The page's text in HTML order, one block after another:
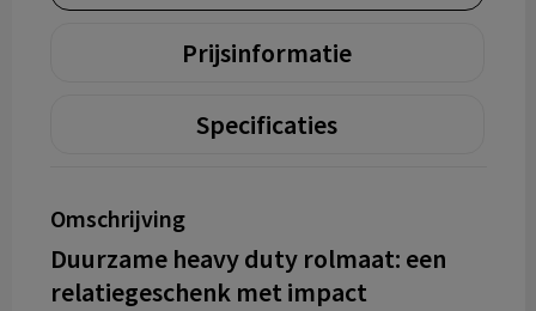
Prijsinformatie
Specificaties
Omschrijving
Duurzame heavy duty rolmaat: een
relatiegeschenk met impact